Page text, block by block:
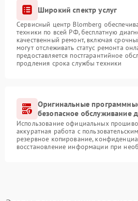
Широкий спектр услуг
Сервисный центр Blomberg
техники по всей РФ, бесплатную
качественный ремонт, включая
могут отслеживать статус ремонта
предоставляется постгарантийное
продления срока службы техники
Оригинальные
безопасное обслуживание
Использование официальных
аккуратная работа с
резервное копирование,
восстановление информации при